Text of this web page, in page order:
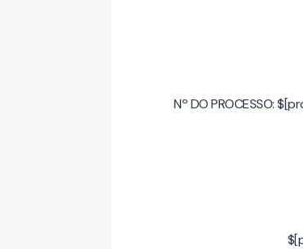
Nº DO PROCESSO: